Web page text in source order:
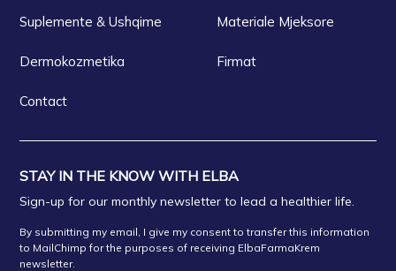
Suplemente & Ushqime Materiale Mjeksore
Dermokozmetika Firmat
Contact
STAY IN THE KNOW WITH ELBA
Sign-up for our monthly newsletter to lead a healthier life.
By submitting my email, I give my consent to transfer this information
to MailChimp for the purposes of receiving ElbaFarmaKrem
newsletter.